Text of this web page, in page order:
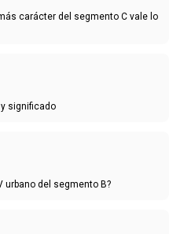
carácter del segmento C vale lo
significado
urbano del segmento B?